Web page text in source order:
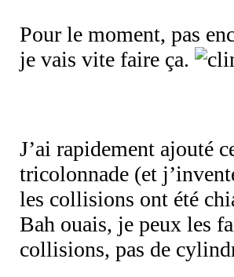
Pour le moment, pas
je vais vite faire ça.
J’ai rapidement ajouté
tricolonnade (et
les collisions ont été
Bah ouais, je peux les
collisions, pas de